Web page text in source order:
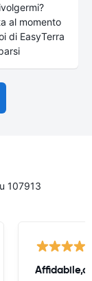
al momento
di EasyTerra
107913